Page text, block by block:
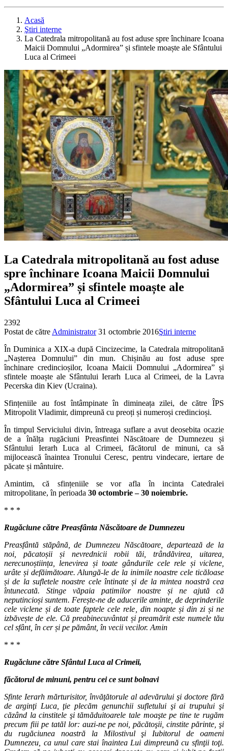
Acasă
Ştiri interne
La Catedrala mitropolitană au fost aduse spre închinare Icoana
Maicii Domnului „Adormirea” și sfintele moaște ale Sfântului
Luca al Crimeei
La Catedrala mitropolitană au fost aduse
spre închinare Icoana Maicii Domnului
„Adormirea” și sfintele moaște ale
Sfântului Luca al Crimeei
2392
Postat de către Administrator 31 octombrie 2016Ştiri interne
În Duminica a XIX-a după Cincizecime, la Catedrala mitropolitană
„Nașterea Domnului” din mun. Chișinău au fost aduse spre
închinare credincioșilor, Icoana Maicii Domnului „Adormirea” și
sfintele moaște ale Sfântului Ierarh Luca al Crimeei, de la Lavra
Pecerska din Kiev (Ucraina).
Sfințeniile au fost întâmpinate în dimineața zilei, de către ÎPS
Mitropolit Vladimir, dimpreună cu preoți și numeroși credincioși.
În timpul Serviciului divin, întreaga suflare a avut deosebita ocazie
de a înălța rugăciuni Preasfintei Născătoare de Dumnezeu și
Sfântului Ierarh Luca al Crimeei, făcătorul de minuni, ca să
mijlocească înaintea Tronului Ceresc, pentru vindecare, iertare de
păcate și mântuire.
Amintim, că sfințeniile se vor afla în incinta Catedralei
mitropolitane, în perioada 30 octombrie – 30 noiembrie.
* * *
Rugăciune către Preasfânta Născătoare de Dumnezeu
Preasfântă stăpână, de Dumnezeu Născătoare, departează de la
noi, păcatoșii și nevrednicii robii tăi, trândăvirea, uitarea,
nerecunoștiința, lenevirea și toate gândurile cele rele și viclene,
urâte și defăimătoare. Alungă-le de la inimile noastre cele ticăloase
și de la sufletele noastre cele întinate și de la mintea noastră cea
întunecată. Stinge văpaia patimilor noastre și ne ajută că
neputincioși suntem. Ferește-ne de aducerile aminte, de deprinderile
cele viclene și de toate faptele cele rele, din noapte și din zi și ne
izbăvește de ele. Că preabinecuvântat și preamărit este numele tău
cel sfânt, în cer și pe pământ, în vecii vecilor. Amin
* * *
Rugăciune către Sfântul Luca al Crimeii,
făcătorul de minuni, pentru cei ce sunt bolnavi
Sfinte Ierarh mărturisitor, învăţătorule al adevărului şi doctore fără
de arginţi Luca, ţie plecăm genunchii sufletului şi ai trupului şi
căzând la cinstitele şi tămăduitoarele tale moaşte pe tine te rugăm
precum fiii pe tatăl lor: auzi-ne pe noi, păcătoşii, cinstite părinte, şi
du rugăciunea noastră la Milostivul şi Iubitorul de oameni
Dumnezeu, ca unul care stai înaintea Lui dimpreună cu sfinţii toţi.